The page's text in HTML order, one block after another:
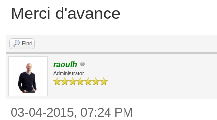
Merci d'avance
Find
raoulh
Administrator
03-04-2015, 07:24 PM